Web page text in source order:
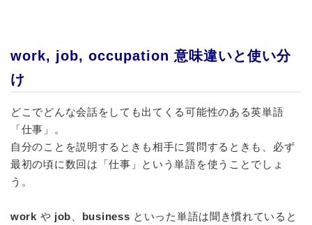
work, job, occupation 意味違いと使い分
け
どこでどんな会話をしても出てくる可能性のある英単語
「仕事」。
自分のことを説明するときも相手に質問するときも、必ず
最初の頃に数回は「仕事」という単語を使うことでしょ
う。
work や job business といった単語は聞き慣れていると